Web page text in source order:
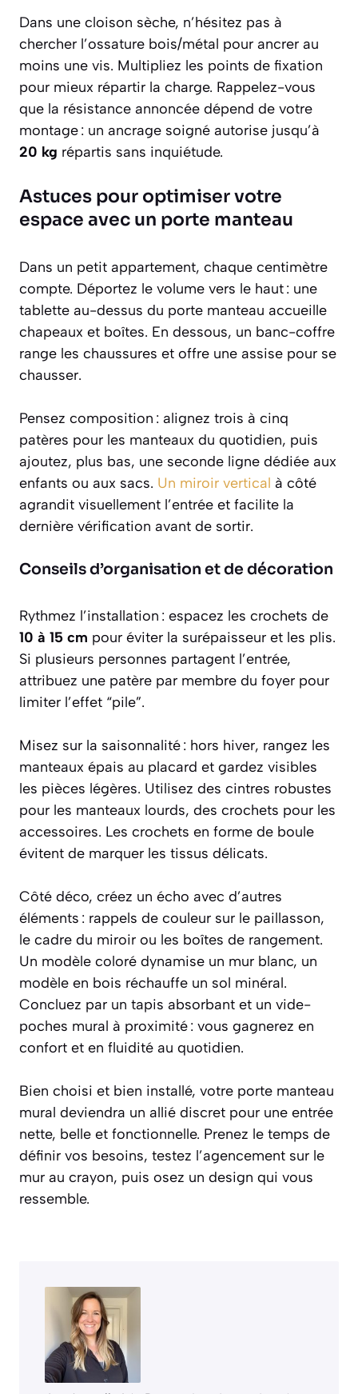
Dans une cloison sèche, n’hésitez pas à
chercher l’ossature bois/métal pour ancrer au
moins une vis. Multipliez les points de fixation
pour mieux répartir la charge. Rappelez-vous
que la résistance annoncée dépend de votre
montage : un ancrage soigné autorise jusqu’à
20 kg répartis sans inquiétude.
Astuces pour optimiser votre
espace avec un porte manteau
Dans un petit appartement, chaque centimètre
compte. Déportez le volume vers le haut : une
tablette au-dessus du porte manteau accueille
chapeaux et boîtes. En dessous, un banc-coffre
range les chaussures et offre une assise pour se
chausser.
Pensez composition : alignez trois à cinq
patères pour les manteaux du quotidien, puis
ajoutez, plus bas, une seconde ligne dédiée aux
enfants ou aux sacs. Un miroir vertical à côté
agrandit visuellement l’entrée et facilite la
dernière vérification avant de sortir.
Conseils d’organisation et de décoration
Rythmez l’installation : espacez les crochets de
10 à 15 cm pour éviter la surépaisseur et les plis.
Si plusieurs personnes partagent l’entrée,
attribuez une patère par membre du foyer pour
limiter l’effet “pile”.
Misez sur la saisonnalité : hors hiver, rangez les
manteaux épais au placard et gardez visibles
les pièces légères. Utilisez des cintres robustes
pour les manteaux lourds, des crochets pour les
accessoires. Les crochets en forme de boule
évitent de marquer les tissus délicats.
Côté déco, créez un écho avec d’autres
éléments : rappels de couleur sur le paillasson,
le cadre du miroir ou les boîtes de rangement.
Un modèle coloré dynamise un mur blanc, un
modèle en bois réchauffe un sol minéral.
Concluez par un tapis absorbant et un vide-
poches mural à proximité : vous gagnerez en
confort et en fluidité au quotidien.
Bien choisi et bien installé, votre porte manteau
mural deviendra un allié discret pour une entrée
nette, belle et fonctionnelle. Prenez le temps de
définir vos besoins, testez l’agencement sur le
mur au crayon, puis osez un design qui vous
ressemble.